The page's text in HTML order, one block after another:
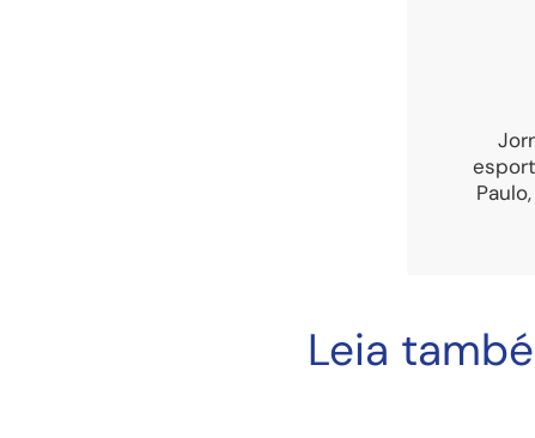
Leia